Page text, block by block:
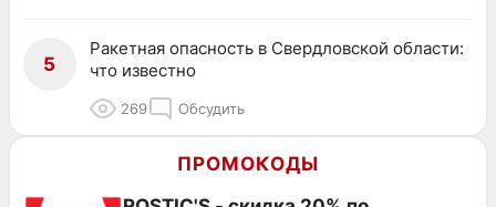
5
Ракетная опасность в Свердловской области:
что известно
269 Обсудить
ПРОМОКОДЫ